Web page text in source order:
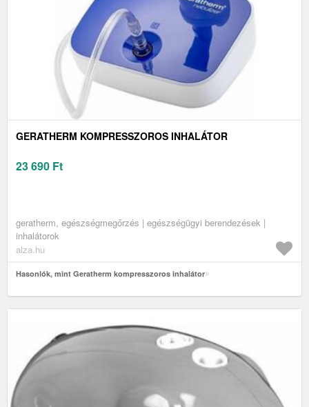
GERATHERM KOMPRESSZOROS INHALÁTOR
23 690 Ft
geratherm, egészségmegőrzés | egészségügyi berendezések |
inhalátorok
alza.hu
Hasonlók, mint Geratherm kompresszoros inhalátor